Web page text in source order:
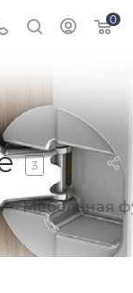
0
3
Мебельная